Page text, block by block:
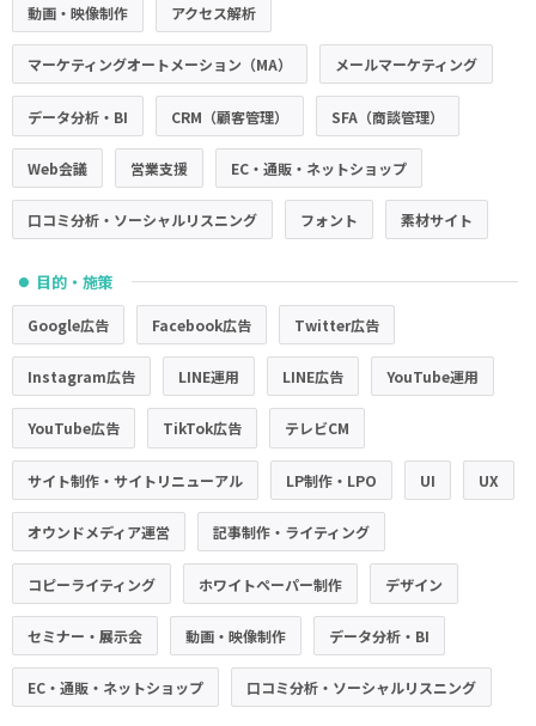
動画・映像制作 アクセス解析
マーケティングオートメーション（MA） メールマーケティング
データ分析・BI CRM（顧客管理） SFA（商談管理）
Web会議 営業支援 EC・通販・ネットショップ
口コミ分析・ソーシャルリスニング フォント 素材サイト
● 目的・施策
Google広告 Facebook広告 Twitter広告
Instagram広告 LINE運用 LINE広告 YouTube運用
YouTube広告 TikTok広告 テレビCM
サイト制作・サイトリニューアル LP制作・LPO UI UX
オウンドメディア運営 記事制作・ライティング
コピーライティング ホワイトペーパー制作 デザイン
セミナー・展示会 動画・映像制作 データ分析・BI
EC・通販・ネットショップ 口コミ分析・ソーシャルリスニング